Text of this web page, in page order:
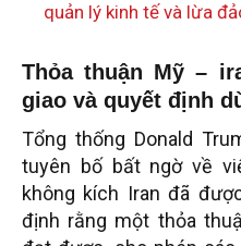
quản lý kinh tế và lừa
Thỏa thuận Mỹ –
giao và quyết định
Tổng thống Donald
tuyên bố bất ngờ về
không kích Iran đã
định rằng một thỏa